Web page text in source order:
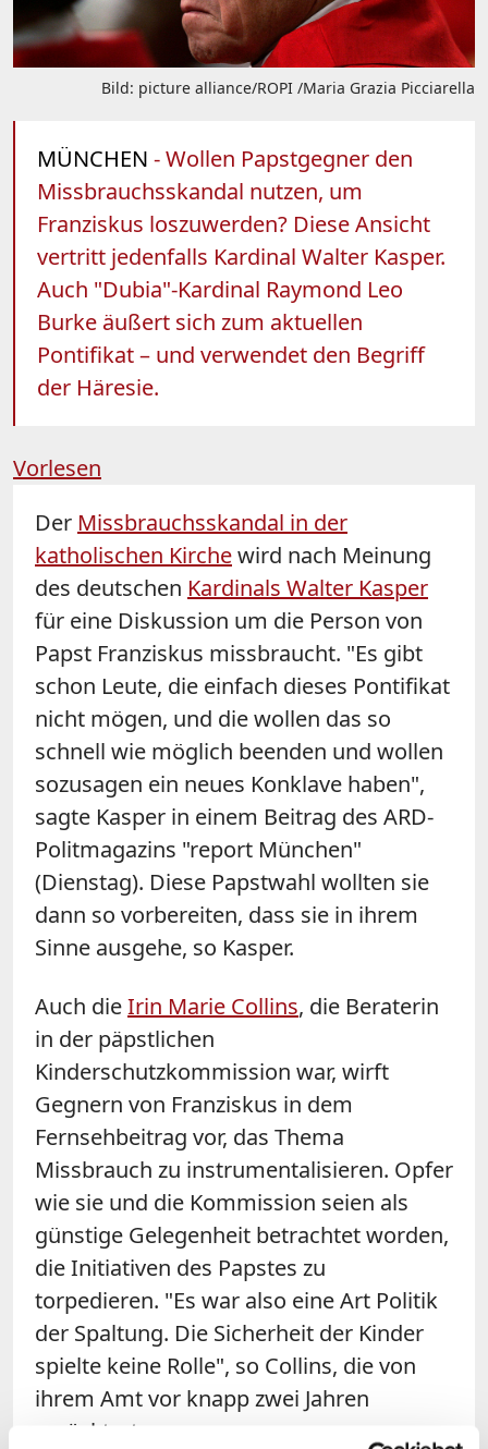
Bild: picture alliance/ROPI /Maria Grazia Picciarella
MÜNCHEN - Wollen Papstgegner den
Missbrauchsskandal nutzen, um
Franziskus loszuwerden? Diese Ansicht
vertritt jedenfalls Kardinal Walter Kasper.
Auch "Dubia"-Kardinal Raymond Leo
Burke äußert sich zum aktuellen
Pontifikat – und verwendet den Begriff
der Häresie.
Vorlesen
Der Missbrauchsskandal in der
katholischen Kirchewird nach Meinung
des deutschen Kardinals Walter Kasper
für eine Diskussion um die Person von
Papst Franziskus missbraucht. "Es gibt
schon Leute, die einfach dieses Pontifikat
nicht mögen, und die wollen das so
schnell wie möglich beenden und wollen
sozusagen ein neues Konklave haben",
sagte Kasper in einem Beitrag des ARD-
Politmagazins "report München"
(Dienstag). Diese Papstwahl wollten sie
dann so vorbereiten, dass sie in ihrem
Sinne ausgehe, so Kasper.
Auch dieIrin Marie Collins, die Beraterin
in der päpstlichen
Kinderschutzkommission war, wirft
Gegnern von Franziskus in dem
Fernsehbeitrag vor, das Thema
Missbrauch zu instrumentalisieren. Opfer
wie sie und die Kommission seien als
günstige Gelegenheit betrachtet worden,
die Initiativen des Papstes zu
torpedieren. "Es war also eine Art Politik
der Spaltung. Die Sicherheit der Kinder
spielte keine Rolle", so Collins, die von
ihrem Amt vor knapp zwei Jahren
zurücktrat.